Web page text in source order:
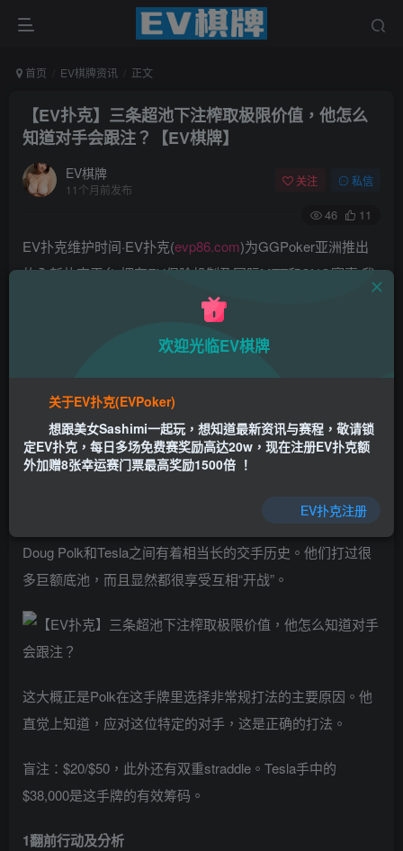
首页 EV棋牌资讯 正文
【EV扑克】三条超池下注榨取极限价值，他怎么
知道对手会跟注？【EV棋牌】
EV棋牌
11个月前发布
关注 私信
46 11
EV扑克维护时间·EV扑克(evp86.com)为GGPoker亚洲推出
的全新扑克平台,拥有EV保险机制及国际MTT和SNG赛事,我
们具备完善的国际认可,致力提供国内最公平与公正的竞技环
EV扑克|EV扑克官网|EV扑克下载|EV扑克电脑版|EV扑克娱
乐场|EV扑克小游戏——EV扑克导航(www.evpks.com)
EV扑克|EV扑克官网|EV扑克娱乐场|EV扑克保险|EV扑克娱
乐场|EV扑克游戏网址发布页——EV扑克下载
(www.evpk66.com)
Doug Polk和Tesla之间有着相当长的交手历史。他们打过很
多巨额底池，而且显然都很享受互相“开战”。
这大概正是Polk在这手牌里选择非常规打法的主要原因。他
直觉上知道，应对这位特定的对手，这是正确的打法。
盲注：$20/$50，此外还有双重straddle。Tesla手中的
$38,000是这手牌的有效筹码。
1翻前行动及分析
欢迎光临EV棋牌
关于EV扑克(EVPoker)
想跟美女Sashimi一起玩，想知道最新资讯与赛程，敬请锁
定EV扑克，每日多场免费赛奖励高达20w，现在注册EV扑克额
外加赠8张幸运赛门票最高奖励1500倍 ！
EV扑克注册